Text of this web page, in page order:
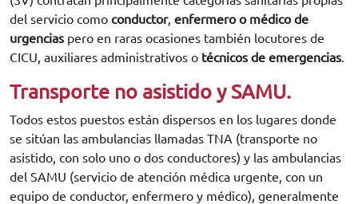
del servicio como conductor, enfermero o médico de
urgencias pero en raras ocasiones también locutores de
CICU, auxiliares administrativos o técnicos de emergencias.
Transporte no asistido y SAMU.
Todos estos puestos están dispersos en los lugares donde
se sitúan las ambulancias llamadas TNA (transporte no
asistido, con solo uno o dos conductores) y las ambulancias
del SAMU (servicio de atención médica urgente, con un
equipo de conductor, enfermero y médico), generalmente